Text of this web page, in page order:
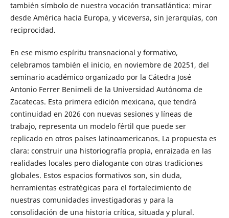
también símbolo de nuestra vocación transatlántica: mirar
desde América hacia Europa, y viceversa, sin jerarquías, con
reciprocidad.
En ese mismo espíritu transnacional y formativo,
celebramos también el inicio, en noviembre de 20251, del
seminario académico organizado por la Cátedra José
Antonio Ferrer Benimeli de la Universidad Autónoma de
Zacatecas. Esta primera edición mexicana, que tendrá
continuidad en 2026 con nuevas sesiones y líneas de
trabajo, representa un modelo fértil que puede ser
replicado en otros países latinoamericanos. La propuesta es
clara: construir una historiografía propia, enraizada en las
realidades locales pero dialogante con otras tradiciones
globales. Estos espacios formativos son, sin duda,
herramientas estratégicas para el fortalecimiento de
nuestras comunidades investigadoras y para la
consolidación de una historia crítica, situada y plural.